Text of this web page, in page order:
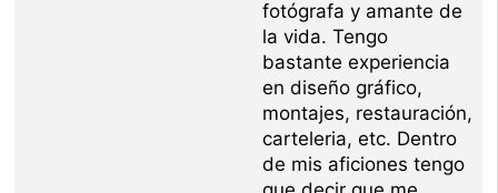
fotógrafa y amante de
la vida. Tengo
bastante experiencia
en diseño gráfico,
montajes, restauración,
carteleria, etc. Dentro
de mis aficiones tengo